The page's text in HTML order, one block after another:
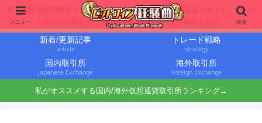
暗号通貨/仮想通貨ビットコインに投資するbit仙人の暗号資産メディア。トレー
ド手法から取引所、ブロックチェーンNFTまで幅広く紹介。
新着/更新記事
article
トレード戦略
strategy
国内取引所
Japanese Exchange
海外取引所
Foreign Exchange
私がオススメする国内/海外仮想通貨取引所ランキング→
メニュー 検索